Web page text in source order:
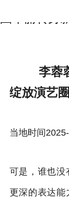
李蓉
绽放演艺
当地时间
可是，谁也没
更深的表达